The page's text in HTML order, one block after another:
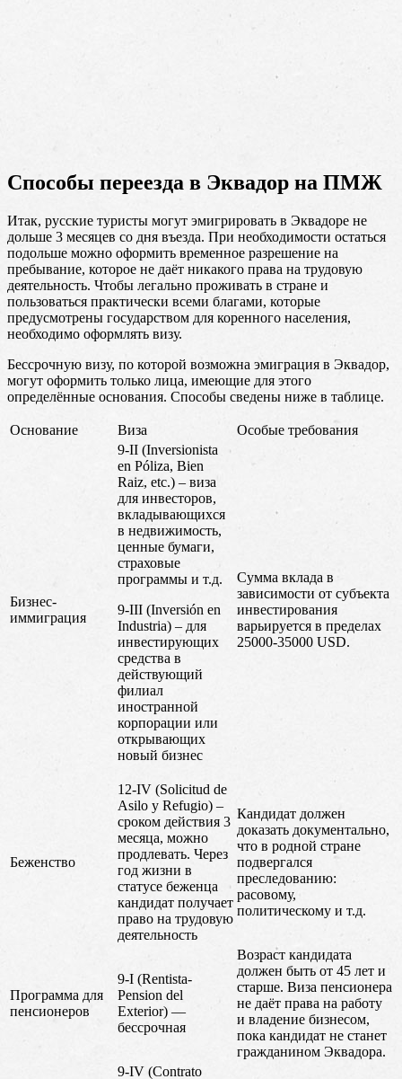
Способы переезда в Эквадор на ПМЖ
Итак, русские туристы могут эмигрировать в Эквадоре не
дольше 3 месяцев со дня въезда. При необходимости остаться
подольше можно оформить временное разрешение на
пребывание, которое не даёт никакого права на трудовую
деятельность. Чтобы легально проживать в стране и
пользоваться практически всеми благами, которые
предусмотрены государством для коренного населения,
необходимо оформлять визу.
Бессрочную визу, по которой возможна эмиграция в Эквадор,
могут оформить только лица, имеющие для этого
определённые основания. Способы сведены ниже в таблице.
Основание Виза Особые требования
Бизнес-
иммиграция
9-II (Inversionista
en Póliza, Bien
Raiz, etc.) – виза
для инвесторов,
вкладывающихся
в недвижимость,
ценные бумаги,
страховые
программы и т.д.
9-III (Inversión en
Industria) – для
инвестирующих
средства в
действующий
филиал
иностранной
корпорации или
открывающих
новый бизнес
Сумма вклада в
зависимости от субъекта
инвестирования
варьируется в пределах
25000-35000 USD.
Беженство
12-IV (Solicitud de
Asilo y Refugio) –
сроком действия 3
месяца, можно
продлевать. Через
год жизни в
статусе беженца
кандидат получает
право на трудовую
деятельность
Кандидат должен
доказать документально,
что в родной стране
подвергался
преследованию:
расовому,
политическому и т.д.
Программа для
пенсионеров
9-I (Rentista-
Pension del
Exterior) —
бессрочная
Возраст кандидата
должен быть от 45 лет и
старше. Виза пенсионера
не даёт права на работу
и владение бизнесом,
пока кандидат не станет
гражданином Эквадора.
9-IV (Contrato